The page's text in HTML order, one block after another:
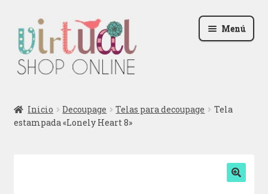
la
navegación
al
contenido
Menú
Podcast
Inicio Decoupage Telas para decoupage
Tela
estampada «Lonely Heart 8»